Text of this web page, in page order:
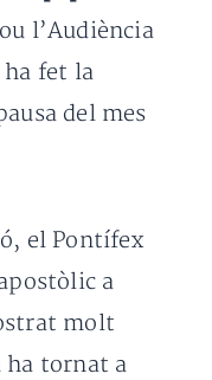
l’Audiència
ha fet la
del mes
el Pontífex
a
molt
ha tornat a